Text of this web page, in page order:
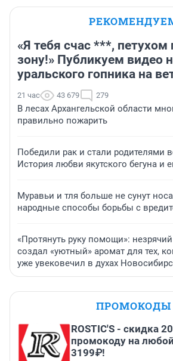
«Я тебя счас ***,
зону!» Публикуем видео
уральского гопника на
21 час 43 679 279
В лесах Архангельской области
правильно пожарить
Победили рак и стали родителями
История любви якутского бегуна и
Муравьи и тля больше не сунут
народные способы борьбы с
«Протянуть руку помощи»:
создал «уютный» аромат для тех,
уже увековечил в духах
ПРОМОКОДЫ
ROSTIC'S - скидка
промокоду на
3199₽!